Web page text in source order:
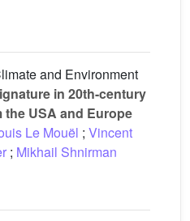
and Environment
in 20th-century
USA and Europe
Le Mouël ; Vincent
; Mikhail Shnirman